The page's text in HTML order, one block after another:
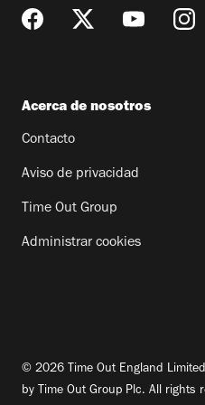
Acerca de nosotros
Contacto
Aviso de privacidad
Time Out Group
Administrar cookies
© 2026 Time Out England
by Time Out Group Plc. All rights